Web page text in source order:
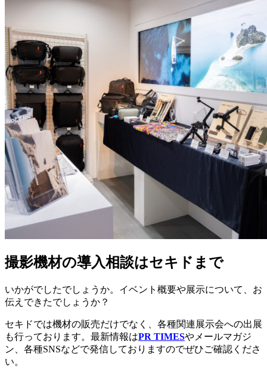
撮影機材の導入相談はセキドまで
いかがでしたでしょうか。イベント概要や展示について、お
伝えできたでしょうか？
セキドでは機材の販売だけでなく、各種関連展示会への出展
も行っております。最新情報はPR TIMESやメールマガジ
ン、各種SNSなどで発信しておりますのでぜひご確認くださ
い。